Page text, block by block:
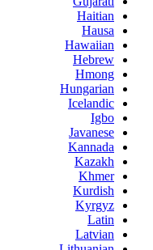
Haitian
Hausa
Hawaiian
Hebrew
Hmong
Hungarian
Icelandic
Igbo
Javanese
Kannada
Kazakh
Khmer
Kurdish
Kyrgyz
Latin
Latvian